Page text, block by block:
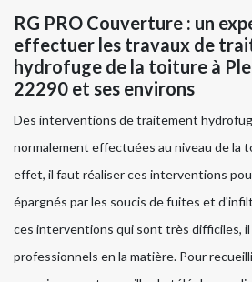
RG PRO Couverture : un
effectuer les travaux de
hydrofuge de la toiture à
22290 et ses environs
Des interventions de traitement
normalement effectuées au niveau de la
effet, il faut réaliser ces interventions
épargnés par les soucis de fuites et
ces interventions qui sont très difficiles,
professionnels en la matière. Pour